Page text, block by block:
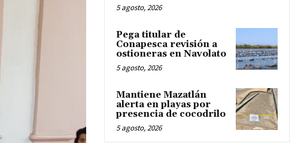
5 agosto, 2026
Pega titular de
Conapesca revisión a
ostioneras en Navolato
5 agosto, 2026
Mantiene Mazatlán
alerta en playas por
presencia de cocodrilo
5 agosto, 2026